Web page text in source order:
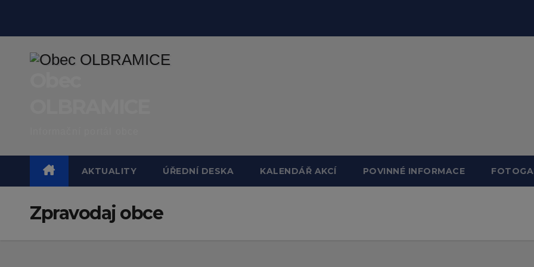
AKTUALITY ÚŘEDNÍ DESKA KALENDÁŘ AKCÍ POVINNÉ INFORMACE
Zpravodaj obce